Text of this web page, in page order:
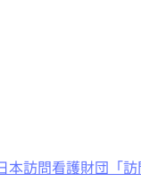
本訪問看護財団「